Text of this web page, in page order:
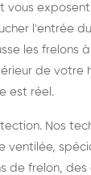
vous
l'entrée
les frelons à
de votre
est réel.
Nos
ventilée,
de frelon,